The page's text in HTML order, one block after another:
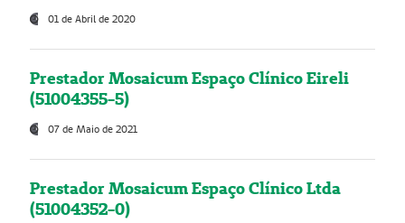
01 de Abril de 2020
Prestador Mosaicum Espaço Clínico Eireli
(51004355-5)
07 de Maio de 2021
Prestador Mosaicum Espaço Clínico Ltda
(51004352-0)